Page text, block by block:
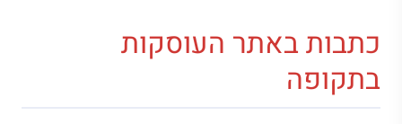
כתבות באתר העוסקות
בתקופה